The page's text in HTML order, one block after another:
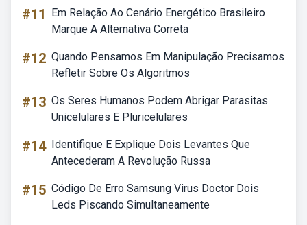
#11
Em Relação Ao Cenário Energético Brasileiro
Marque A Alternativa Correta
#12 Quando Pensamos Em Manipulação Precisamos
Refletir Sobre Os Algoritmos
#13 Os Seres Humanos Podem Abrigar Parasitas
Unicelulares E Pluricelulares
#14 Identifique E Explique Dois Levantes Que
Antecederam A Revolução Russa
#15 Código De Erro Samsung Virus Doctor Dois
Leds Piscando Simultaneamente